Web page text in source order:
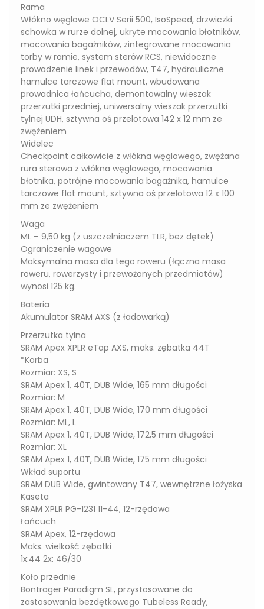
Rama
Włókno węglowe OCLV Serii 500, IsoSpeed, drzwiczki
schowka w rurze dolnej, ukryte mocowania błotników,
mocowania bagażników, zintegrowane mocowania
torby w ramie, system sterów RCS, niewidoczne
prowadzenie linek i przewodów, T47, hydrauliczne
hamulce tarczowe flat mount, wbudowana
prowadnica łańcucha, demontowalny wieszak
przerzutki przedniej, uniwersalny wieszak przerzutki
tylnej UDH, sztywna oś przelotowa 142 x 12 mm ze
zwężeniem
Widelec
Checkpoint całkowicie z włókna węglowego, zwężana
rura sterowa z włókna węglowego, mocowania
błotnika, potrójne mocowania bagażnika, hamulce
tarczowe flat mount, sztywna oś przelotowa 12 x 100
mm ze zwężeniem
Waga
ML – 9,50 kg (z uszczelniaczem TLR, bez dętek)
Ograniczenie wagowe
Maksymalna masa dla tego roweru (łączna masa
roweru, rowerzysty i przewożonych przedmiotów)
wynosi 125 kg.
Bateria
Akumulator SRAM AXS (z ładowarką)
Przerzutka tylna
SRAM Apex XPLR eTap AXS, maks. zębatka 44T
*Korba
Rozmiar: XS, S
SRAM Apex 1, 40T, DUB Wide, 165 mm długości
Rozmiar: M
SRAM Apex 1, 40T, DUB Wide, 170 mm długości
Rozmiar: ML, L
SRAM Apex 1, 40T, DUB Wide, 172,5 mm długości
Rozmiar: XL
SRAM Apex 1, 40T, DUB Wide, 175 mm długości
Wkład suportu
SRAM DUB Wide, gwintowany T47, wewnętrzne łożyska
Kaseta
SRAM XPLR PG-1231 11-44, 12-rzędowa
Łańcuch
SRAM Apex, 12-rzędowa
Maks. wielkość zębatki
1x:44 2x: 46/30
Koło przednie
Bontrager Paradigm SL, przystosowane do
zastosowania bezdętkowego Tubeless Ready,